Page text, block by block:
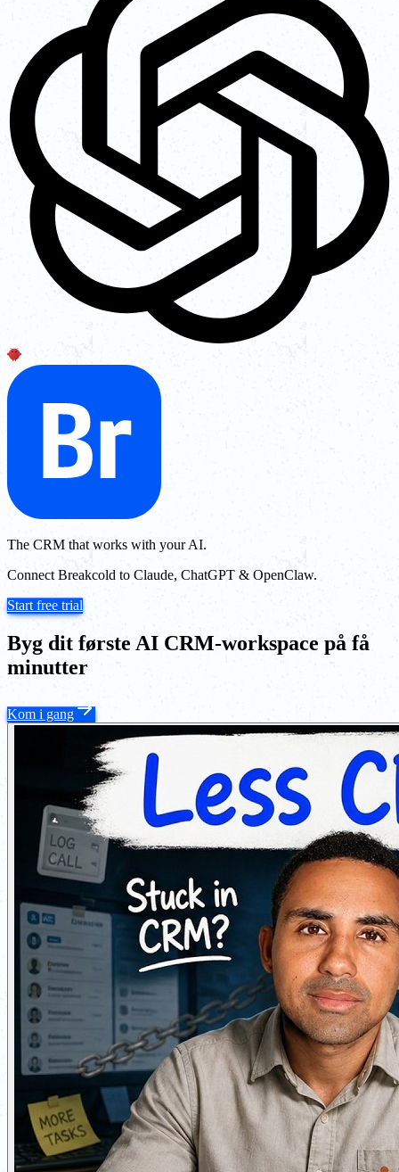
The CRM that works with your AI.
Connect Breakcold to Claude, ChatGPT & OpenClaw.
Start free trial
Byg dit første AI CRM-workspace på få
minutter
Kom i gang